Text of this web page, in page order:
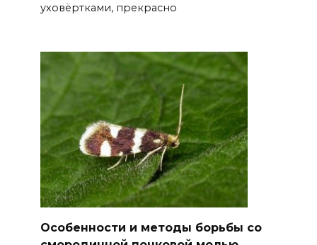
уховёртками, прекрасно
Особенности и методы борьбы со